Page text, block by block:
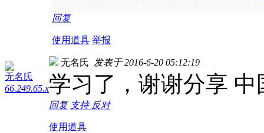
回复
使用道具 举报
无名氏
66.249.65.x
无名氏 发表于 2016-6-20 05:12:19
学习了，谢谢分享 中
回复 支持 反对
使用道具